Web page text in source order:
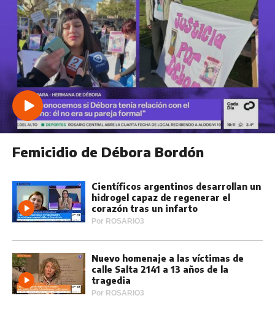
Femicidio de Débora Bordón
Científicos argentinos desarrollan un
hidrogel capaz de regenerar el
corazón tras un infarto
Por ROSARIO3
Nuevo homenaje a las víctimas de
calle Salta 2141 a 13 años de la
tragedia
Por ROSARIO3